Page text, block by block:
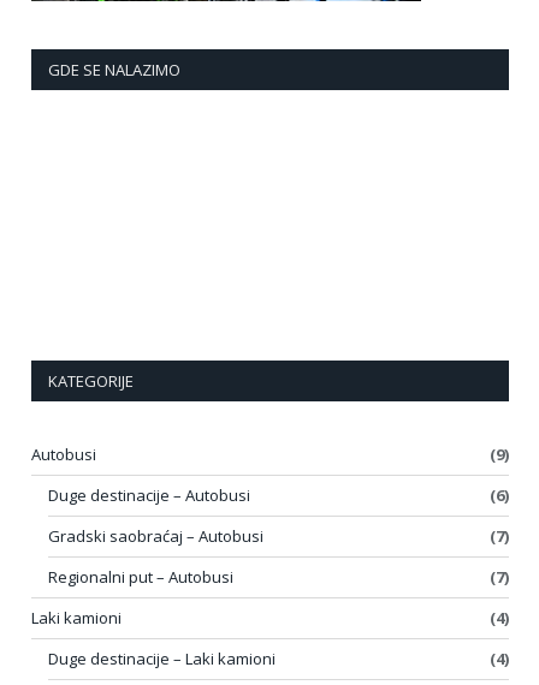
GDE SE NALAZIMO
KATEGORIJE
Autobusi
(9)
Duge destinacije – Autobusi
(6)
Gradski saobraćaj – Autobusi
(7)
Regionalni put – Autobusi
(7)
Laki kamioni
(4)
Duge destinacije – Laki kamioni
(4)